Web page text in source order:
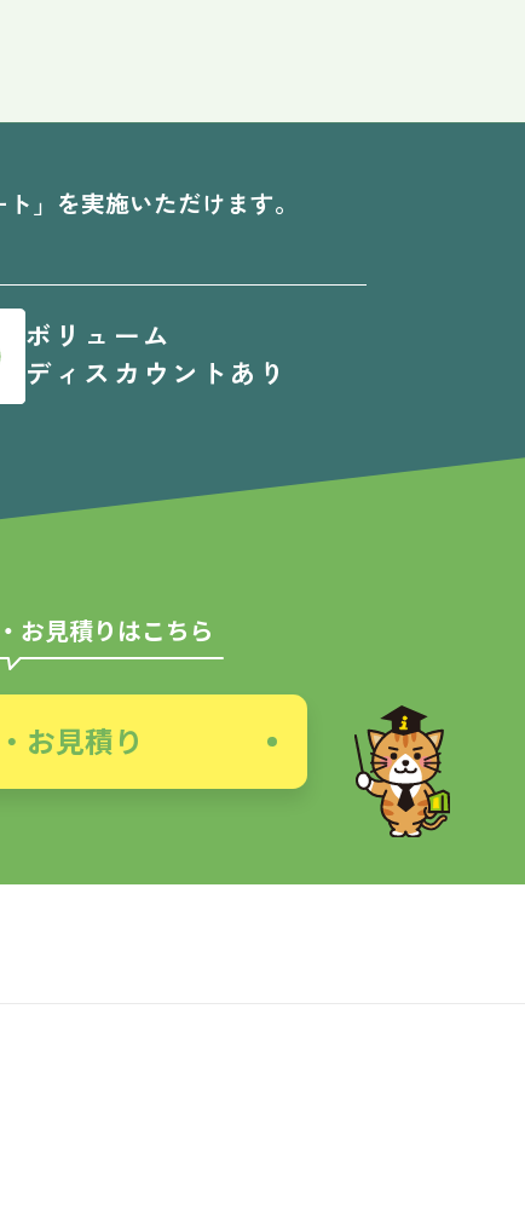
」を実施いただけます。
ボリューム
ディスカウントあり
お見積りはこちら
お見積り